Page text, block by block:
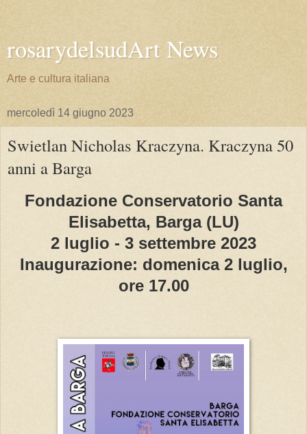
rosarydelsudArt News
Arte e cultura italiana
mercoledì 14 giugno 2023
Swietlan Nicholas Kraczyna. Kraczyna 50
anni a Barga
Fondazione Conservatorio Santa
Elisabetta, Barga (LU)
2 luglio - 3 settembre 2023
Inaugurazione: domenica 2 luglio,
ore 17.00